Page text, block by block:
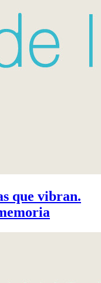
que vibran.